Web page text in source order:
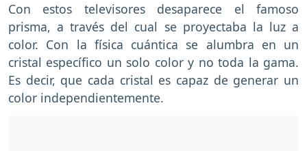
Con estos televisores desaparece el famoso
prisma, a través del cual se proyectaba la luz a
color. Con la física cuántica se alumbra en un
cristal específico un solo color y no toda la gama.
Es decir, que cada cristal es capaz de generar un
color independientemente.